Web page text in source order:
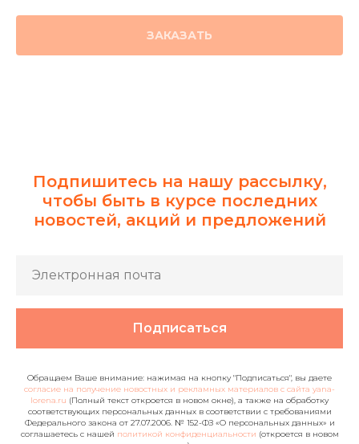
ЗАКАЗАТЬ
Подпишитесь на нашу рассылку,
чтобы быть в курсе последних
новостей, акций и предложений
Подписаться
Обращаем Ваше внимание: нажимая на кнопку "Подписаться", вы даете
согласие на получение новостных и рекламных материалов с сайта yana-
lorena.ru (Полный текст откроется в новом окне), а также на обработку
соответствующих персональных данных в соответствии с требованиями
Федерального закона от 27.07.2006. № 152-ФЗ «О персональных данных» и
соглашаетесь c нашей политикой конфиденциальности (откроется в новом